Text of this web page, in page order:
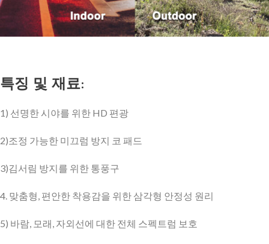
특징 및 재료:
1) 선명한 시야를 위한 HD 편광
2)조정 가능한 미끄럼 방지 코 패드
3)김서림 방지를 위한 통풍구
4. 맞춤형, 편안한 착용감을 위한 삼각형 안정성 원리
5) 바람, 모래, 자외선에 대한 전체 스펙트럼 보호